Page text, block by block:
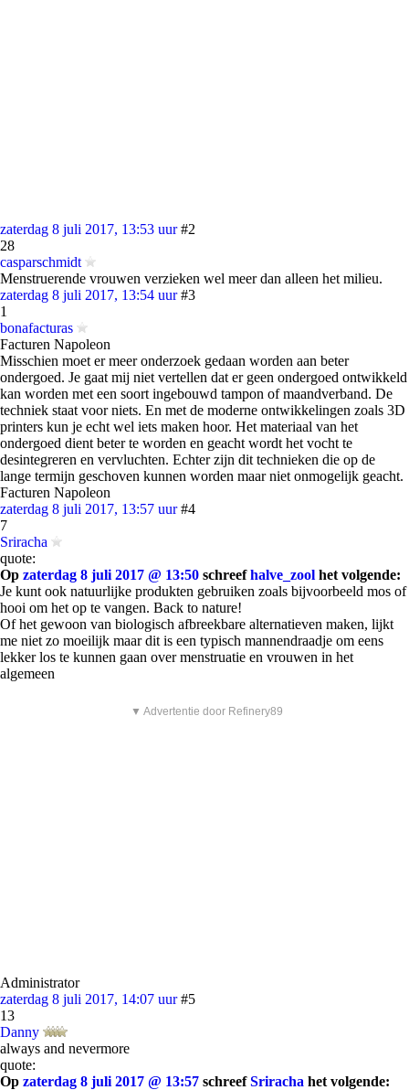
zaterdag 8 juli 2017, 13:53 uur #2
28
casparschmidt
Menstruerende vrouwen verzieken wel meer dan alleen het milieu.
zaterdag 8 juli 2017, 13:54 uur #3
1
bonafacturas
Facturen Napoleon
Misschien moet er meer onderzoek gedaan worden aan beter
ondergoed. Je gaat mij niet vertellen dat er geen ondergoed ontwikkeld
kan worden met een soort ingebouwd tampon of maandverband. De
techniek staat voor niets. En met de moderne ontwikkelingen zoals 3D
printers kun je echt wel iets maken hoor. Het materiaal van het
ondergoed dient beter te worden en geacht wordt het vocht te
desintegreren en vervluchten. Echter zijn dit technieken die op de
lange termijn geschoven kunnen worden maar niet onmogelijk geacht.
Facturen Napoleon
zaterdag 8 juli 2017, 13:57 uur #4
7
Sriracha
quote:
Op zaterdag 8 juli 2017 @ 13:50 schreefhalve_zool het volgende:
Je kunt ook natuurlijke produkten gebruiken zoals bijvoorbeeld mos of
hooi om het op te vangen. Back to nature!
Of het gewoon van biologisch afbreekbare alternatieven maken, lijkt
me niet zo moeilijk maar dit is een typisch mannendraadje om eens
lekker los te kunnen gaan over menstruatie en vrouwen in het
algemeen
▼ Advertentie door Refinery89
Administrator
zaterdag 8 juli 2017, 14:07 uur #5
13
Danny
always and nevermore
quote:
Op zaterdag 8 juli 2017 @ 13:57 schreefSriracha het volgende: